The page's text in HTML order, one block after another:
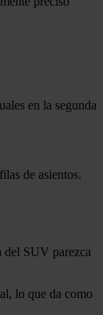
en la segunda
de asientos.
del SUV parezca
lo que da como